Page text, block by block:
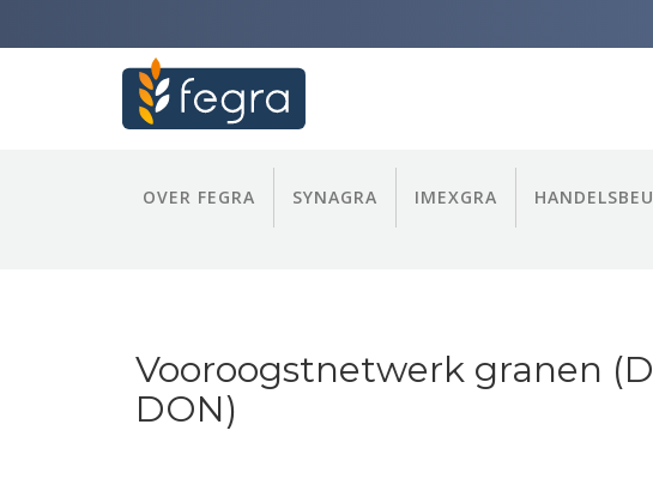
OVER FEGRA SYNAGRA IMEXGRA
Vooroogstnetwerk granen
DON)